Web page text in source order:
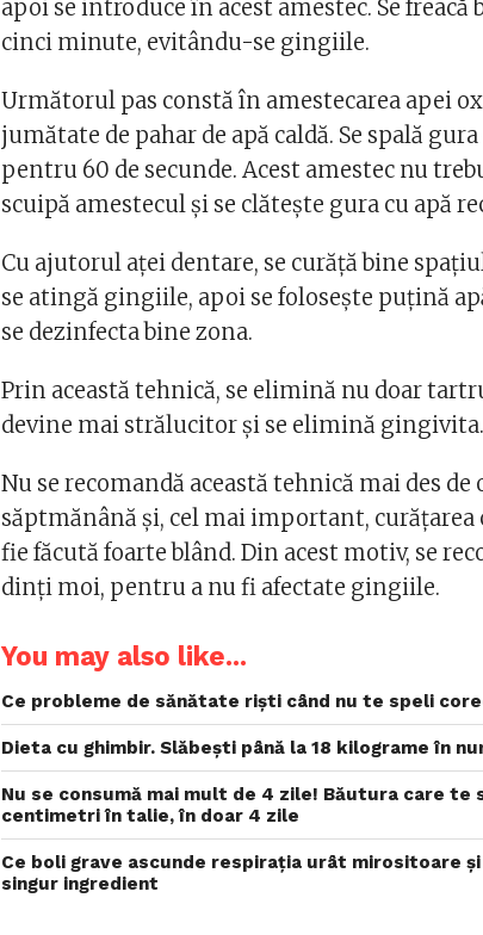
apoi se introduce în acest amestec. Se
cinci minute, evitându-se gingiile.
Următorul pas constă în amestecarea apei
jumătate de pahar de apă caldă. Se spală
pentru 60 de secunde. Acest amestec nu
scuipă amestecul și se clătește gura cu apă
Cu ajutorul aței dentare, se curăță bine
se atingă gingiile, apoi se folosește puțină
se dezinfecta bine zona.
Prin această tehnică, se elimină nu doar
devine mai strălucitor și se elimină gingivita.
Nu se recomandă această tehnică mai des de
săptmănână și, cel mai important, curățarea
fie făcută foarte blând. Din acest motiv, se
dinți moi, pentru a nu fi afectate gingiile.
You may also like...
Ce probleme de sănătate riști când nu te speli
Dieta cu ghimbir. Slăbești până la 18 kilograme în
Nu se consumă mai mult de 4 zile! Băutura care te
centimetri în talie, în doar 4 zile
Ce boli grave ascunde respirația urât mirositoare și
singur ingredient